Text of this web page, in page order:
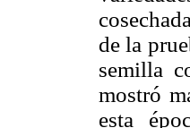
de la
semilla
mostró
esta